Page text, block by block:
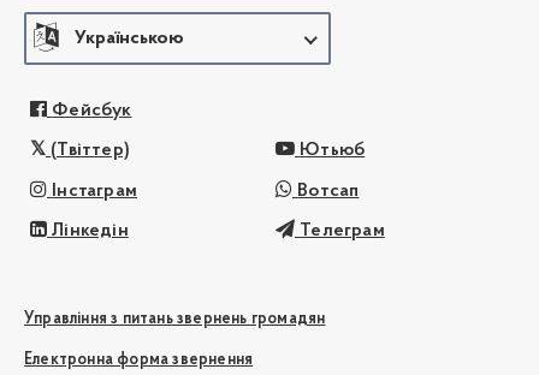
Українською
Фейсбук
(Твіттер) Ютьюб
Інстаграм Вотсап
Лінкедін Телеграм
Управління з питань звернень громадян
Електронна форма звернення